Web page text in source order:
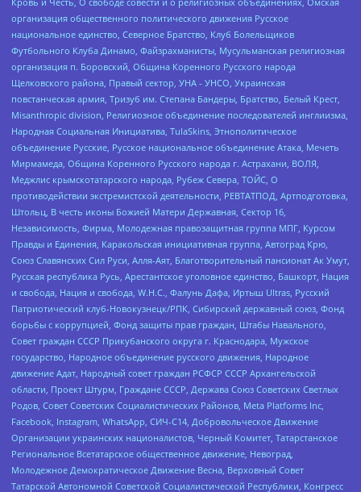
организация общественного политического движения Русское
национальное единство, Северное Братство, Клуб Болельщиков
Футбольного Клуба Динамо, Файзрахманисты, Мусульманская религиозная
организация п. Боровский, Община Коренного Русского народа
Щелковского района, Правый сектор, УНА - УНСО, Украинская
повстанческая армия, Тризуб им. Степана Бандеры, Братство, Белый Крест,
Misanthropic division, Религиозное объединение последователей инглиизма,
Народная Социальная Инициатива, TulaSkins, Этнополитическое
объединение Русские, Русское национальное объединение Атака, Мечеть
Мирмамеда, Община Коренного Русского народа г. Астрахани, ВОЛЯ,
Меджлис крымскотатарского народа, Рубеж Севера, ТОЙС, О
противодействии экстремистской деятельности, РЕВТАТПОД, Артподготовка,
Штольц, В честь иконы Божией Матери Державная, Сектор 16,
Независимость, Фирма, Молодежная правозащитная группа МПГ, Курсом
Правды и Единения, Каракольская инициативная группа, Автоград Крю,
Союз Славянских Сил Руси, Алля-Аят, Благотворительный пансионат Ак Умут,
Русская республика Русь, Арестантское уголовное единство, Башкорт, Нация
и свобода, Нация и свобода, W.H.С., Фалунь Дафа, Иртыш Ultras, Русский
Патриотический клуб-Новокузнецк/РПК, Сибирский державный союз, Фонд
борьбы с коррупцией, Фонд защиты прав граждан, Штабы Навального,
Совет граждан СССР Прикубанского округа г. Краснодара, Мужское
государство, Народное объединение русского движения, Народное
движение Адат, Народный совет граждан РСФСР СССР Архангельской
области, Проект Штурм, Граждане СССР, Держава Союз Советских Светлых
Родов, Совет Советских Социалистических Районов, Meta Platforms Inc,
Facebook, Instagram, WhatsApp, СИЧ-С14, Добровольческое Движение
Организации украинских националистов, Черный Комитет, Татарстанское
Региональное Всетатарское общественное движение, Невоград,
Молодежное Демократическое Движение Весна, Верховный Совет
Татарской Автономной Советской Социалистической Республики, Конгресс